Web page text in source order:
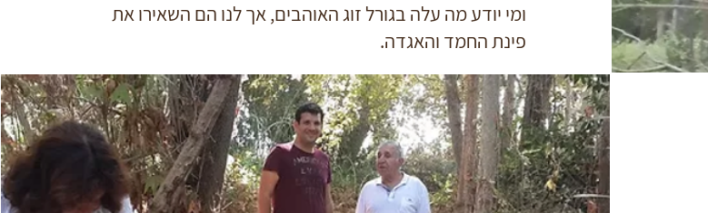
ומי יודע מה עלה בגורל זוג האוהבים, אך לנו הם השאירו את
פינת החמד והאגדה.